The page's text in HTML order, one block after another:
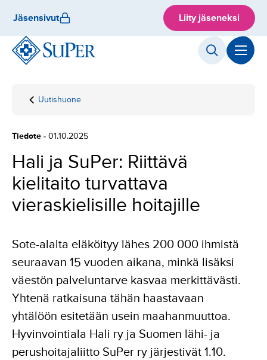
sisältöön
Jäsensivut Liity jäseneksi
Etusivu
Uutishuone
Hali ja SuPer:
vieraskielisille
hoitajille
Tiedote - 01.10.2025
Hali ja SuPer: Riittävä
kielitaito turvattava
vieraskielisille hoitajille
Sote-alalta eläköityy lähes 200 000 ihmistä
seuraavan 15 vuoden aikana, minkä lisäksi
väestön palveluntarve kasvaa merkittävästi.
Yhtenä ratkaisuna tähän haastavaan
yhtälöön esitetään usein maahanmuuttoa.
Hyvinvointiala Hali ry ja Suomen lähi- ja
perushoitajaliitto SuPer ry järjestivät 1.10.